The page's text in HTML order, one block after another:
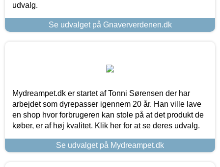
udvalg.
Se udvalget på Gnaververdenen.dk
Mydreampet.dk er startet af Tonni Sørensen der har
arbejdet som dyrepasser igennem 20 år. Han ville lave
en shop hvor forbrugeren kan stole på at det produkt de
køber, er af høj kvalitet. Klik her for at se deres udvalg.
Se udvalget på Mydreampet.dk